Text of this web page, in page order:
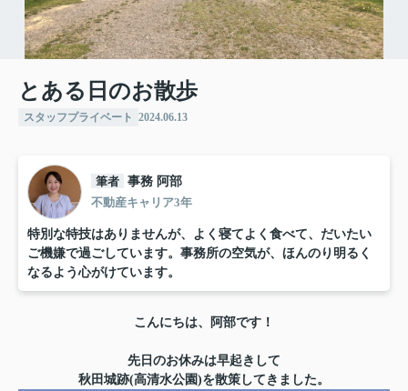
とある日のお散歩
スタッフプライベート 2024.06.13
筆者 事務 阿部
不動産キャリア3年
特別な特技はありませんが、よく寝てよく食べて、だいたい
ご機嫌で過ごしています。事務所の空気が、ほんのり明るく
なるよう心がけています。
こんにちは、阿部です！
先日のお休みは早起きして
秋田城跡(高清水公園)を散策してきました。